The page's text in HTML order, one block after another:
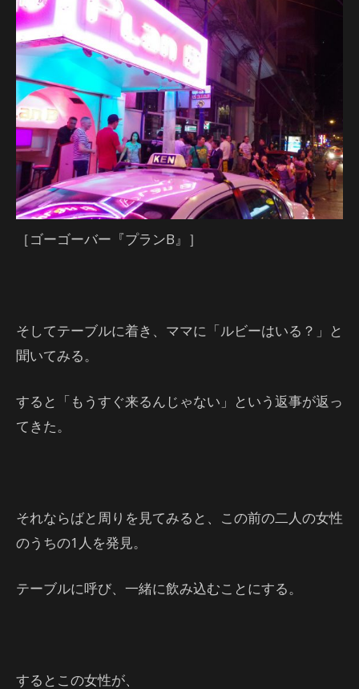
［ゴーゴーバー『プランB』］
そしてテーブルに着き、ママに「ルビーはいる？」と
聞いてみる。
すると「もうすぐ来るんじゃない」という返事が返っ
てきた。
それならばと周りを見てみると、この前の二人の女性
のうちの1人を発見。
テーブルに呼び、一緒に飲み込むことにする。
するとこの女性が、